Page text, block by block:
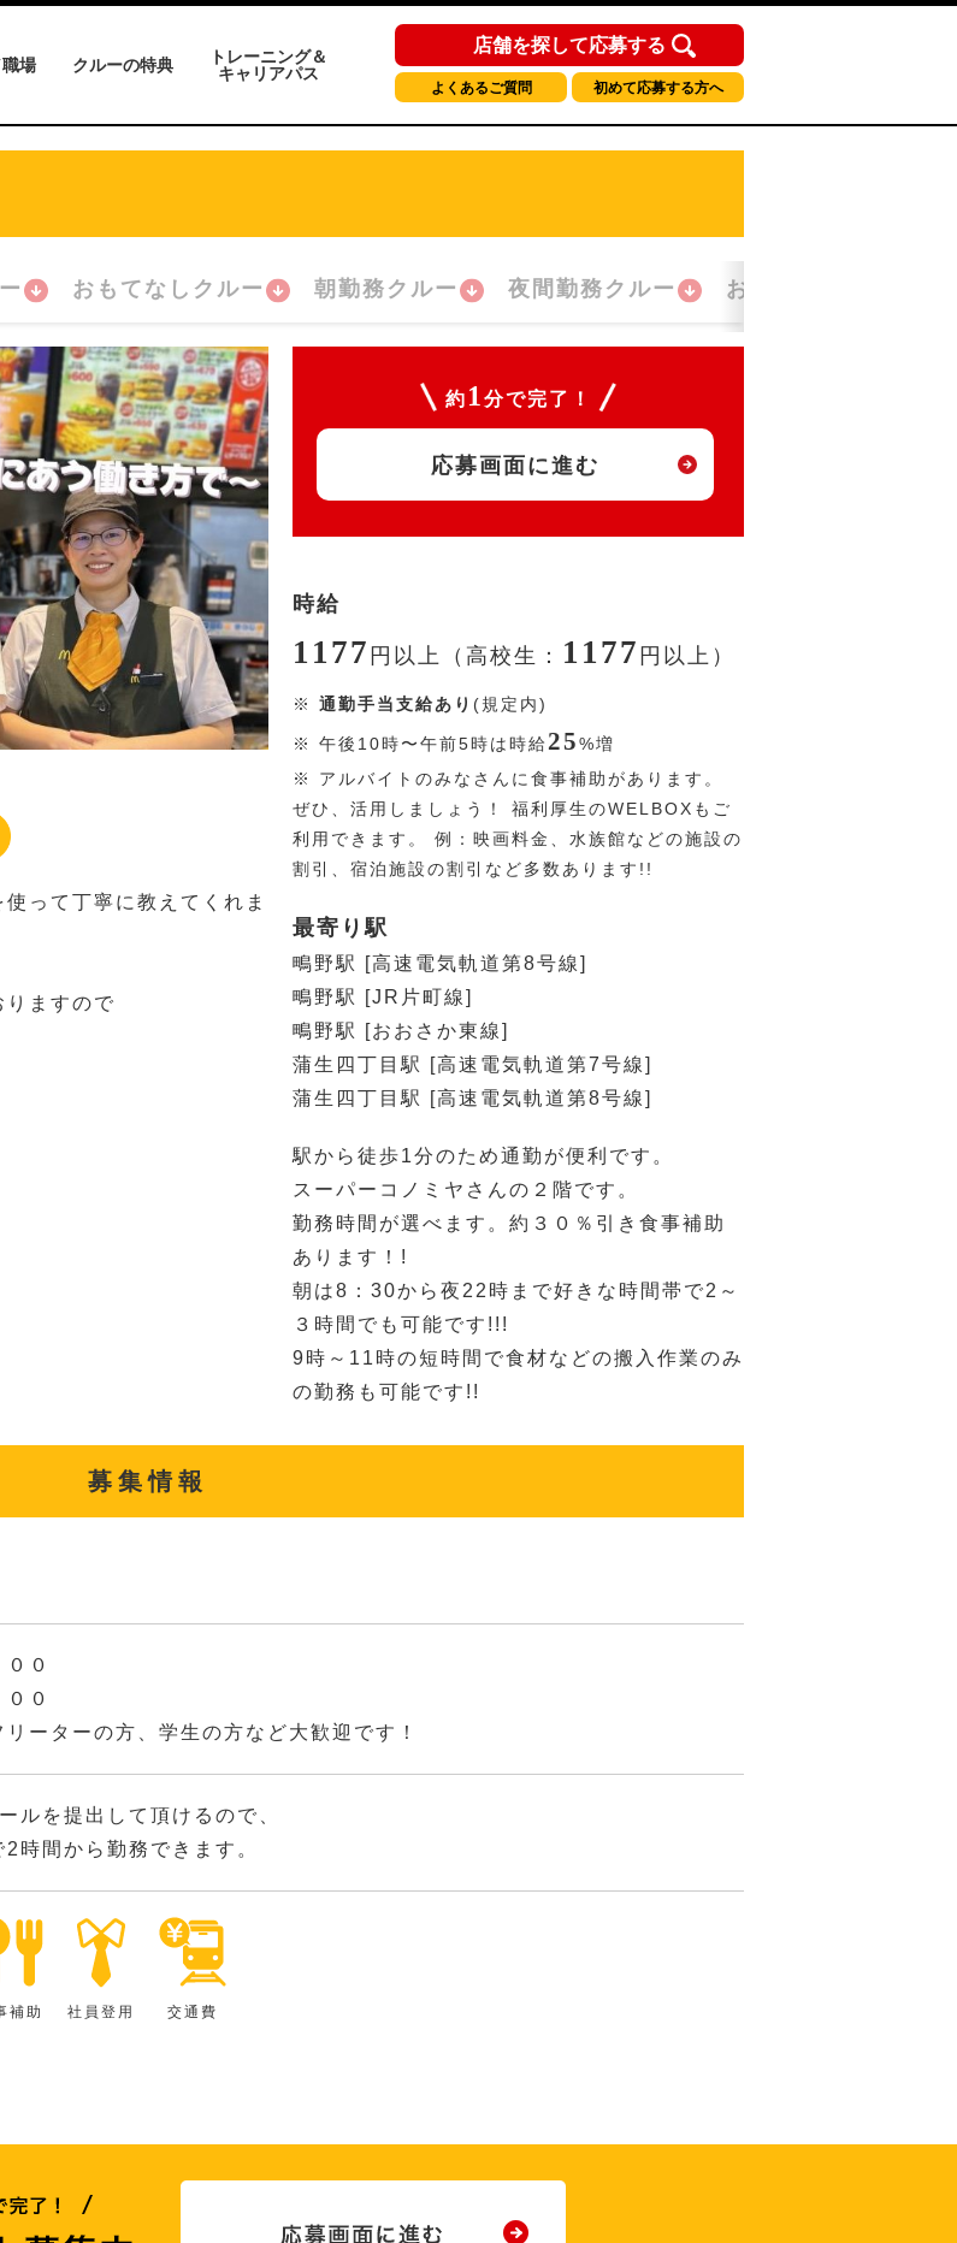
場 クルーの特典
トレーニング＆
キャリアパス
店舗を探して応募する
よくあるご質問 初めて応募する方へ
おもてなしクルー 朝勤務クルー 夜間勤務クルー おかえり！クルー
って丁寧に教えてくれま
ますので
約 1 分で完了！
応募画面に進む
時給
1177 円 以上（高校生： 1177 円 以上）
※ 通勤手当支給あり (規定内)
※ 午後10時〜午前5時は時給25%増
※ アルバイトのみなさんに食事補助があります。
ぜひ、活用しましょう！ 福利厚生のWELBOXもご
利用できます。 例：映画料金、水族館などの施設の
割引、宿泊施設の割引など多数あります!!
最寄り駅
鴫野駅 [高速電気軌道第8号線]
鴫野駅 [JR片町線]
鴫野駅 [おおさか東線]
蒲生四丁目駅 [高速電気軌道第7号線]
蒲生四丁目駅 [高速電気軌道第8号線]
駅から徒歩1分のため通勤が便利です。
スーパーコノミヤさんの２階です。
勤務時間が選べます。約３０％引き食事補助
あります！!
朝は8：30から夜22時まで好きな時間帯で2～
３時間でも可能です!!!
9時～11時の短時間で食材などの搬入作業のみ
の勤務も可能です!!
募集情報
０
０
ーターの方、学生の方など大歓迎です！
ルを提出して頂けるので、
時間から勤務できます。
補助 社員登用 交通費